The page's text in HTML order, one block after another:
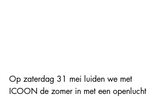
Op zaterdag 31 mei luiden we met
ICOON de zomer in met een openlucht